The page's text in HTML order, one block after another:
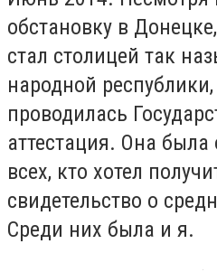
обстановку в
стал столицей так
народной
проводилась
аттестация. Она была
всех, кто хотел
свидетельство о
Среди них была и я.